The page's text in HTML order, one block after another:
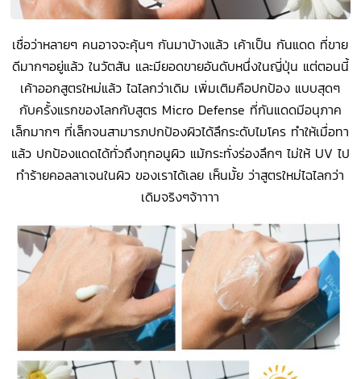
เชื่อว่าหลายๆ คนอาจจะคุ้นๆ กันมาบ้างแล้ว เค้าเป็น กันแดด ที่ขาย
ดีมากๆอยู่แล้ว ในวัตสัน และมียอดขายอันดับหนึ่งในญี่ปุ่น แต่ตอนนี้
เค้าออกสูตรใหม่แล้ว ไฉไลกว่าเดิม เพิ่มเติมคือปกป้อง แบบสุดๆ
กับครั้งแรกของโลกกับสูตร Micro Defense ที่กันแดดมีอนุภาค
เล็กมากๆ ที่เล็กจนสามารภปกป้องผิวได้ลึกระดับไมโคร ทำให้เมื่อทา
แล้ว ปกป้องแดดได้ทั่วถึงทุกอนูผิว แม้กระทั่งร่องลึกๆ ไม่ให้ UV ไป
ทำร้ายคอลลาเจนในผิว ของเราได้เลย เห็นมั้ย ว่าสูตรใหม่ไฉไลกว่า
เดิมจริงๆจ้าาาา